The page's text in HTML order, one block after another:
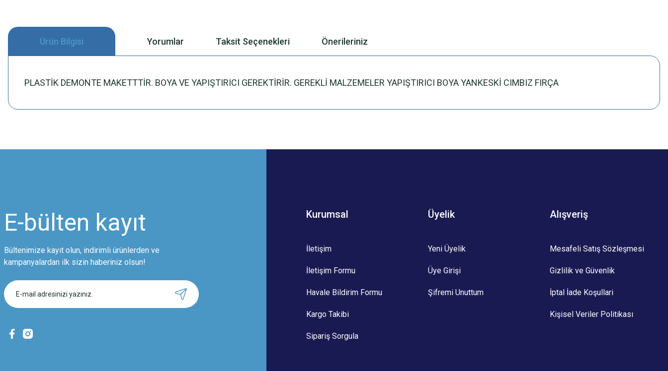
Ürün Bilgisi Yorumlar Taksit Seçenekleri Önerileriniz
PLASTİK DEMONTE MAKETTTİR. BOYA VE YAPIŞTIRICI GEREKTİRİR. GEREKLİ MALZEMELER YAPIŞTIRICI BOYA YANKESKİ CIMBIZ FIRÇA
Bu ürüne ilk yorumu siz yapın!
Bu ürüne benzer farklı alternatifler olmalı.
Gönder
E-bülten kayıt
Bültenimize kayıt olun, indirimli ürünlerden ve
kampanyalardan ilk sizin haberiniz olsun!
Kurumsal
İletişim
İletişim Formu
Havale Bildirim Formu
Kargo Takibi
Sipariş Sorgula
Üyelik
Yeni Üyelik
Üye Girişi
Şifremi Unuttum
Alışveriş
Mesafeli Satış Sözleşmesi
Gizlilik ve Güvenlik
İptal İade Koşullari
Kişisel Veriler Politikası